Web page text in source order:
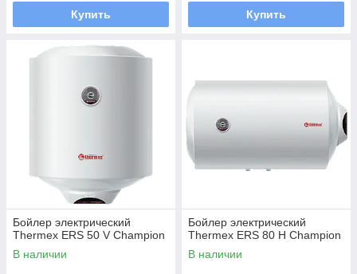
Купить Купить
Бойлер электрический
Thermex ERS 50 V Champion
В наличии
Бойлер электрический
Thermex ERS 80 H Champion
В наличии